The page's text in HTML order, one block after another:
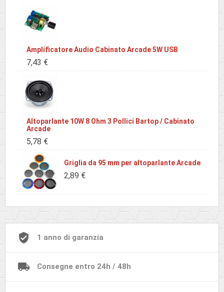
Amplificatore Audio Cabinato Arcade 5W USB
7,43 €
Altoparlante 10W 8 Ohm 3 Pollici Bartop / Cabinato
Arcade
5,78 €
Griglia da 95 mm per altoparlante Arcade
2,89 €
1 anno di garanzia
Consegne entro 24h / 48h